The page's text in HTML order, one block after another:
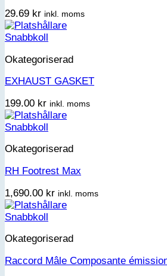
29.69 kr inkl. moms
Snabbkoll
Okategoriserad
EXHAUST GASKET
199.00 kr inkl. moms
Snabbkoll
Okategoriserad
RH Footrest Max
1,690.00 kr inkl. moms
Snabbkoll
Okategoriserad
Raccord Mâle Composante